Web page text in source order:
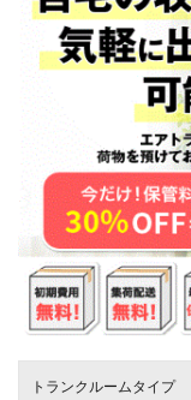
トランクルームタイプ